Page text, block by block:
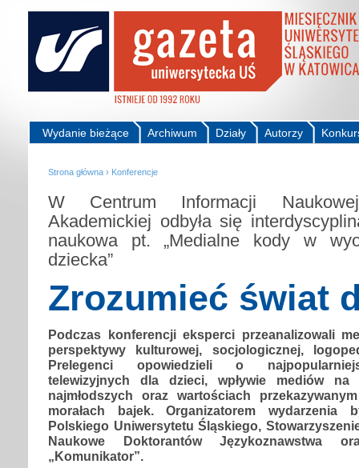
Autorzy
Działy
Archiwum
Wydanie bieżące
Strona główna › Konferencje
W Centrum Informacji
Akademickiej odbyła się
naukowa pt. „Medialne kody w
dziecka”
Zrozumieć świat
Podczas konferencji eksperci przeanalizowali
perspektywy kulturowej, socjologicznej,
Prelegenci opowiedzieli o
telewizyjnych dla dzieci, wpływie mediów na
najmłodszych oraz wartościach
morałach bajek. Organizatorem wydarzenia
Polskiego Uniwersytetu Śląskiego,
Naukowe Doktorantów Językoznawstwa
„Komunikator”.